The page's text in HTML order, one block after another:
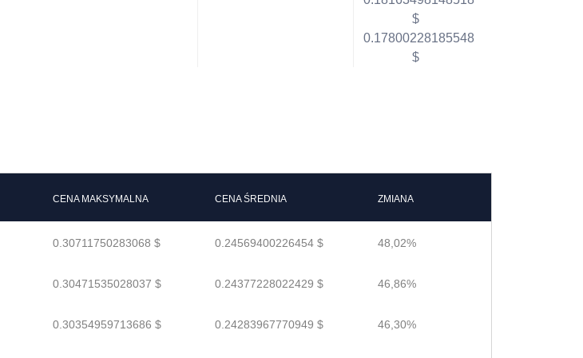
$
0.17800228185548
$
CENA MAKSYMALNA CENA ŚREDNIA ZMIANA
0.30711750283068 $ 0.24569400226454 $ 48,02%
0.30471535028037 $ 0.24377228022429 $ 46,86%
0.30354959713686 $ 0.24283967770949 $ 46,30%